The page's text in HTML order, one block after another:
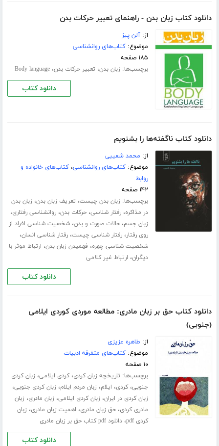
دانلود کتاب زبان بدن - راهنمای تعبیر حرکات بدن
از:آلن پیز
موضوع:کتاب‌های روانشناسی
۱۸۵ صفحه
برچسب‌ها: زبان بدن، تعبیر حرکات بدن،Body language
دانلود کتاب
دانلود کتاب ناگفته‌ها را بشنویم
از: محمد شعیبی
موضوع:کتاب‌های روانشناسی،کتاب‌های خانواده و
روابط
۱۴۲ صفحه
برچسب‌ها: زبان بدن چیست، تعریف زبان بدن، زبان بدن
در مذاکره،رفتار شناسی،حرکات بدن،روانشناسی رفتاری،
زبان جسم،حالات صورت و بدن،شخصیت شناسی افراد از
روی رفتار،رفتار شناسی چیست،رفتار شناسی انسان،
شخصیت شناسی چهره، فهمیدن زبان بدن، ارتباط موثر با
دیگران، ارتباط غیر کلامی
دانلود کتاب
دانلود کتاب حق بر زبان مادری: مطالعه موردی کوردی ایلامی
(جنوبی)
از: طاهره عزیزی
موضوع:کتاب‌های متفرقه ادبیات
۱۰ صفحه
برچسب‌ها: تاریخچه زبان کردی،کردی ایلامی، زبان کردی
جنوبی،کردی، ایلام، زبان مردم ایلام، زبان کردی جنوبی،
زبان کردی در ایران، زبان کردی ایلامی، زبان مادری، زبان
مادری کردی،حق زبان مادری، اهمیت زبان مادری، زبان
کردی pdf
،دانلود pdf کتاب حق بر زبان مادری
دانلود کتاب